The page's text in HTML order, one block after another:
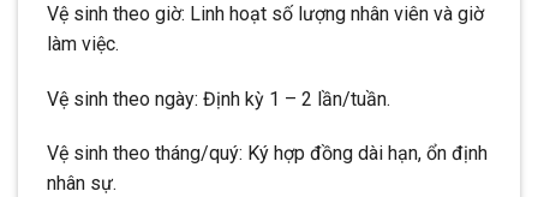
Vệ sinh theo giờ: Linh hoạt số lượng nhân viên và giờ
làm việc.
Vệ sinh theo ngày: Định kỳ 1 – 2 lần/tuần.
Vệ sinh theo tháng/quý: Ký hợp đồng dài hạn, ổn định
nhân sự.